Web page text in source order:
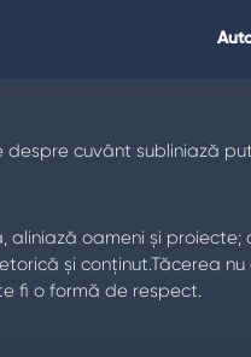
cuvânt subliniază
aliniază oameni și
și conținut.Tăcerea
fi o formă de respect.